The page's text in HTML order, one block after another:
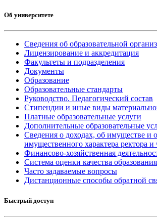
Об университете
Сведения об образовательной
Лицензирование и аккредитация
Факультеты и подразделения
Документы
Образование
Образовательные стандарты
Руководство. Педагогический состав
Стипендии и иные виды
Платные образовательные услуги
Дополнительные образовательные
Сведения о доходах, об имуществе и
имущественного характера ректора и
Финансово-хозяйственная
Система оценки качества образования
Часто задаваемые вопросы
Дистанционные способы обратной
Быстрый доступ